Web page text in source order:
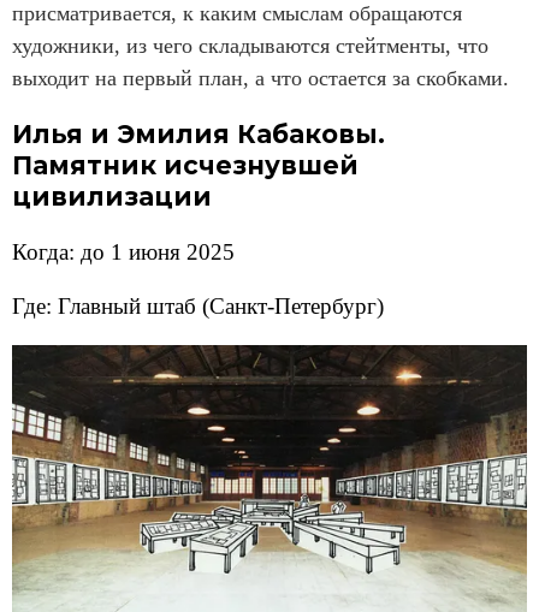
присматривается, к каким смыслам обращаются
художники, из чего складываются стейтменты, что
выходит на первый план, а что остается за скобками.
Илья и Эмилия Кабаковы.
Памятник исчезнувшей
цивилизации
Когда: до 1 июня 2025
Где: Главный штаб (Санкт-Петербург)